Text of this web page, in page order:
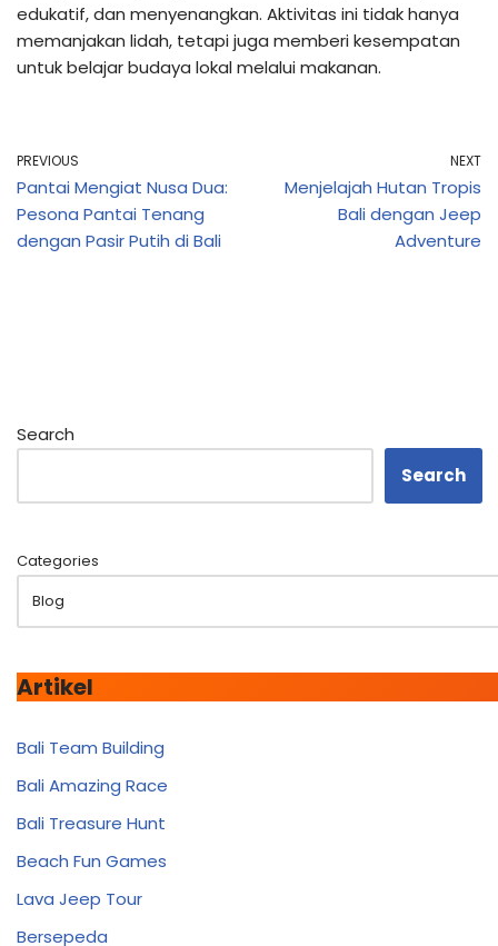
edukatif, dan menyenangkan. Aktivitas ini tidak hanya
memanjakan lidah, tetapi juga memberi kesempatan
untuk belajar budaya lokal melalui makanan.
PREVIOUS
Pantai Mengiat Nusa Dua:
Pesona Pantai Tenang
dengan Pasir Putih di Bali
NEXT
Menjelajah Hutan Tropis
Bali dengan Jeep
Adventure
Search
Search
Categories
Artikel
Bali Team Building
Bali Amazing Race
Bali Treasure Hunt
Beach Fun Games
Lava Jeep Tour
Bersepeda